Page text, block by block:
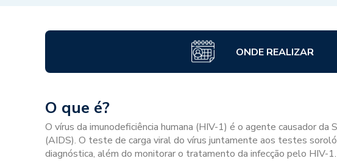
ONDE REALIZAR
O que é?
O vírus da imunodeficiência humana (HIV-1) é o agente causador da
(AIDS). O teste de carga viral do vírus juntamente aos testes
diagnóstica, além do monitorar o tratamento da infecção pelo HIV-1.